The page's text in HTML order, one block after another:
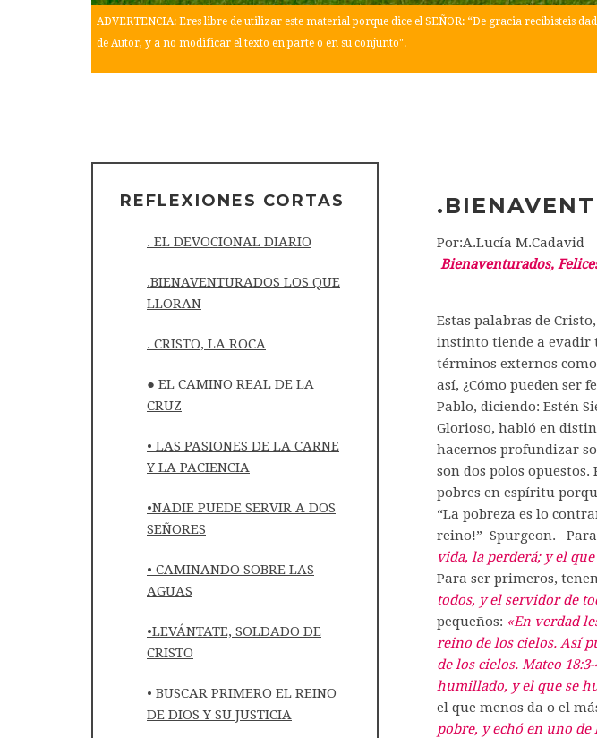
ADVERTENCIA: Eres libre de utilizar este material porque dice el SEÑOR: “De gracia recibisteis
de Autor, y a no modificar el texto en parte o en su conjunto".
Por:A.Lucía M.Cadavid
Bienaventurados,
Estas palabras de
instinto tiende a evadir
términos externos
así, ¿Cómo pueden ser
Pablo, diciendo: Estén
Glorioso, habló en
hacernos profundizar
son dos polos
pobres en espíritu
“La pobreza es lo
reino!” Spurgeon.
vida, la perderá; y el
Para ser primeros,
todos, y el servidor de
pequeños: «En verdad
reino de los cielos. Así
de los cielos. Mateo
humillado, y el que se
el que menos da o el
pobre, y echó en uno de
REFLEXIONES CORTAS
. EL DEVOCIONAL DIARIO
.BIENAVENTURADOS LOS QUE
LLORAN
. CRISTO, LA ROCA
● EL CAMINO REAL DE LA
CRUZ
• LAS PASIONES DE LA CARNE
Y LA PACIENCIA
•NADIE PUEDE SERVIR A DOS
SEÑORES
• CAMINANDO SOBRE LAS
AGUAS
•LEVÁNTATE, SOLDADO DE
CRISTO
• BUSCAR PRIMERO EL REINO
DE DIOS Y SU JUSTICIA